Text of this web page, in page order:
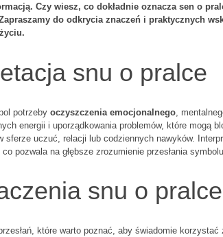
Czy wiesz, co dokładnie oznacza sen o
do odkrycia znaczeń i praktycznych
snu o pralce
potrzeby oczyszczenia emocjonalnego,
energii i uporządkowania problemów, które mogą
sferze uczuć, relacji lub codziennych nawyków.
pozwala na głębsze zrozumienie przesłania symbolu.
snu o pralce
które warto poznać, aby świadomie